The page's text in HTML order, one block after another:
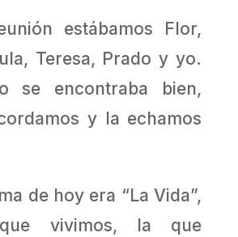
estábamos Flor,
Teresa, Prado y yo.
se encontraba bien,
y la echamos
de hoy era “La Vida”,
vivimos, la que